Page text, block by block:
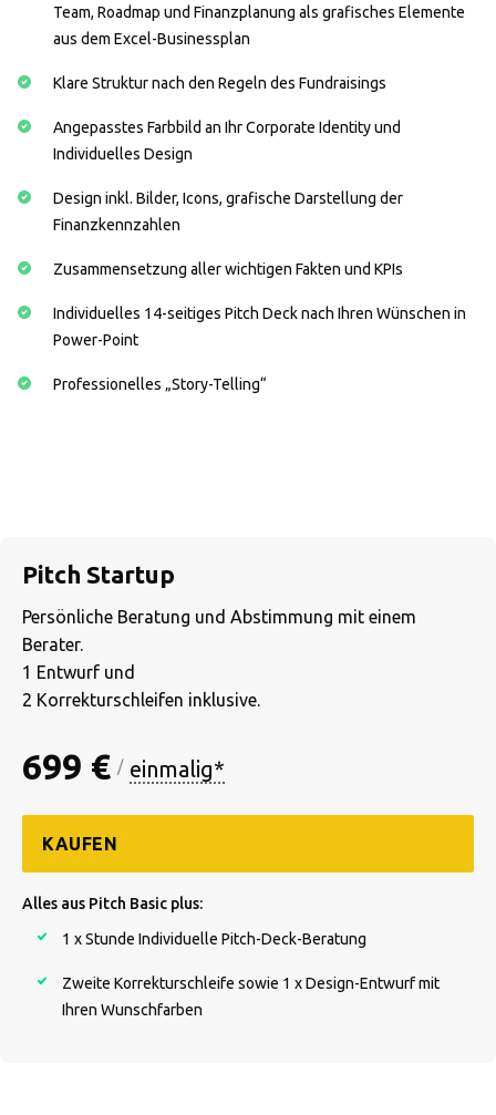
Team, Roadmap und Finanzplanung als grafisches Elemente
aus dem Excel-Businessplan
Klare Struktur nach den Regeln des Fundraisings
Angepasstes Farbbild an Ihr Corporate Identity und
Individuelles Design
Design inkl. Bilder, Icons, grafische Darstellung der
Finanzkennzahlen
Zusammensetzung aller wichtigen Fakten und KPIs
Individuelles 14-seitiges Pitch Deck nach Ihren Wünschen in
Power-Point
Professionelles „Story-Telling“
Pitch Startup
Persönliche Beratung und Abstimmung mit einem
Berater.
1 Entwurf und
2 Korrekturschleifen inklusive.
699 € / einmalig*
KAUFEN
Alles aus Pitch Basic plus:
1 x Stunde Individuelle Pitch-Deck-Beratung
Zweite Korrekturschleife sowie 1 x Design-Entwurf mit
Ihren Wunschfarben